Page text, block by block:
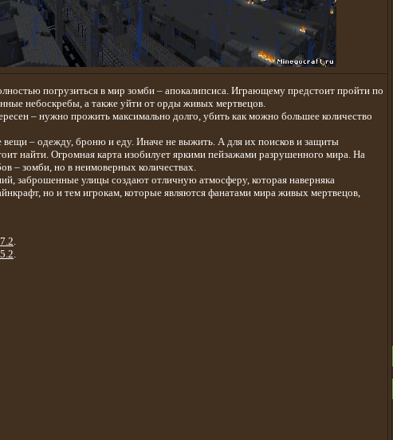
погрузиться в мир зомби – апокалипсиса. Играющему предстоит пройти по
небоскребы, а также уйти от орды живых мертвецов.
– нужно прожить максимально долго, убить как можно большее количество
вещи – одежду, броню и еду. Иначе не выжить. А для их поисков и защиты
найти. Огромная карта изобилует яркими пейзажами разрушенного мира. На
– зомби, но в неимоверных количествах.
заброшенные улицы создают отличную атмосферу, которая наверняка
но и тем игрокам, которые являются фанатами мира живых мертвецов,
.
.